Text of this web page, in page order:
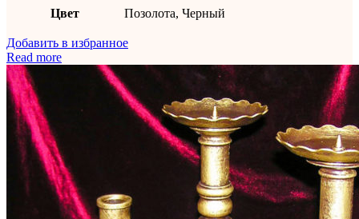
Цвет Позолота, Черный
Добавить в избранное
Read more